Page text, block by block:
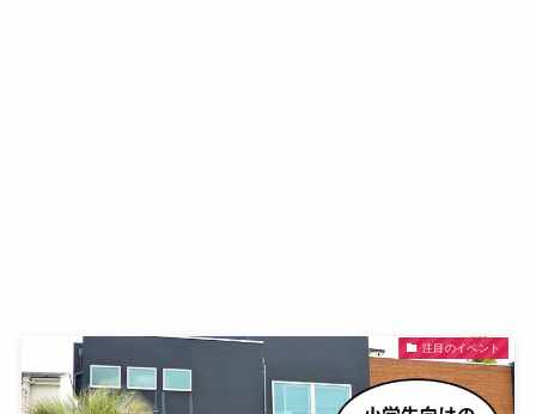
注目のイベント